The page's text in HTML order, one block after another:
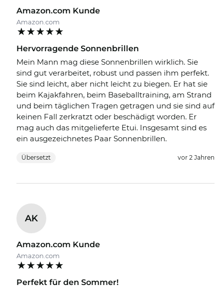
Amazon.com Kunde
Amazon.com
Hervorragende Sonnenbrillen
Mein Mann mag diese Sonnenbrillen wirklich. Sie
sind gut verarbeitet, robust und passen ihm perfekt.
Sie sind leicht, aber nicht leicht zu biegen. Er hat sie
beim Kajakfahren, beim Baseballtraining, am Strand
und beim täglichen Tragen getragen und sie sind auf
keinen Fall zerkratzt oder beschädigt worden. Er
mag auch das mitgelieferte Etui. Insgesamt sind es
ein ausgezeichnetes Paar Sonnenbrillen.
Übersetzt vor 2 Jahren
AK
Amazon.com Kunde
Amazon.com
Perfekt für den Sommer!